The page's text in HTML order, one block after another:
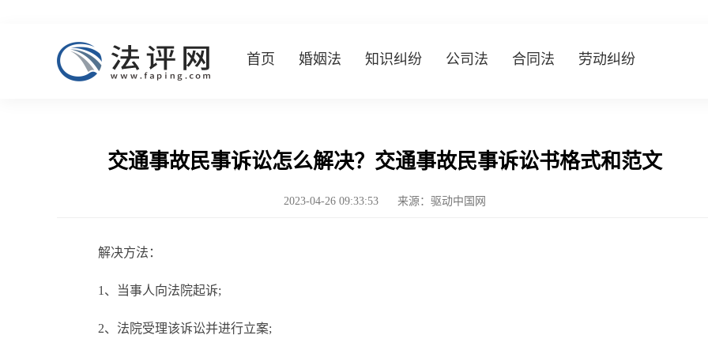
首页 婚姻法 知识纠纷 公司法 合同法 劳动纠纷
交通事故民事诉讼怎么解决？交通事故民事诉讼书格式和范文
2023-04-26 09:33:53 来源：驱动中国网
解决方法：
1、当事人向法院起诉;
2、法院受理该诉讼并进行立案;